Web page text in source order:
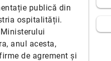
publică din
ospitalității.
anul acesta,
de agrement și